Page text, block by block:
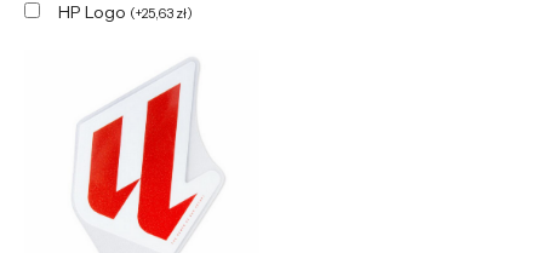
HP Logo (+25,63 zł)